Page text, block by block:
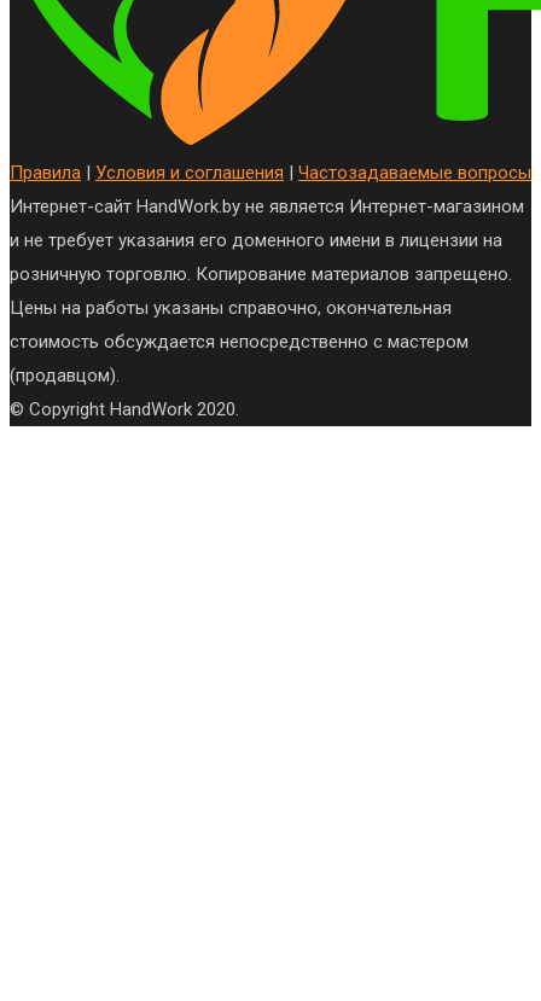
Правила | Условия и соглашения | Частозадаваемые вопросы
Интернет-сайт HandWork.by не является Интернет-магазином
и не требует указания его доменного имени в лицензии на
розничную торговлю. Копирование материалов запрещено.
Цены на работы указаны справочно, окончательная
стоимость обсуждается непосредственно с мастером
(продавцом).
© Copyright HandWork 2020.